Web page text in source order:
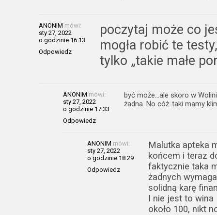
ANONIM mówi:
sty 27, 2022
o godzinie 16:13
Odpowiedz
poczytaj może co
mogła robić te
tylko „takie małe
ANONIM mówi:
sty 27, 2022
o godzinie 17:33
Odpowiedz
być może…ale skoro w
żadna. No cóż..taki mamy
ANONIM mówi:
sty 27, 2022
o godzinie 18:29
Odpowiedz
Malutka apteka
końcem i teraz
faktycznie taka
żadnych
solidną karę
I nie jest to wina
około 100, nikt